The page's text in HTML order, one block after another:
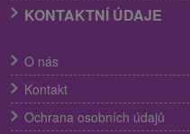
KONTAKTNÍ ÚDAJE
O nás
Kontakt
Ochrana osobních údajů